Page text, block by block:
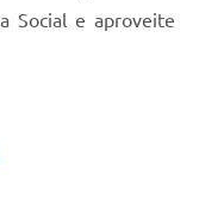
Social e aproveite